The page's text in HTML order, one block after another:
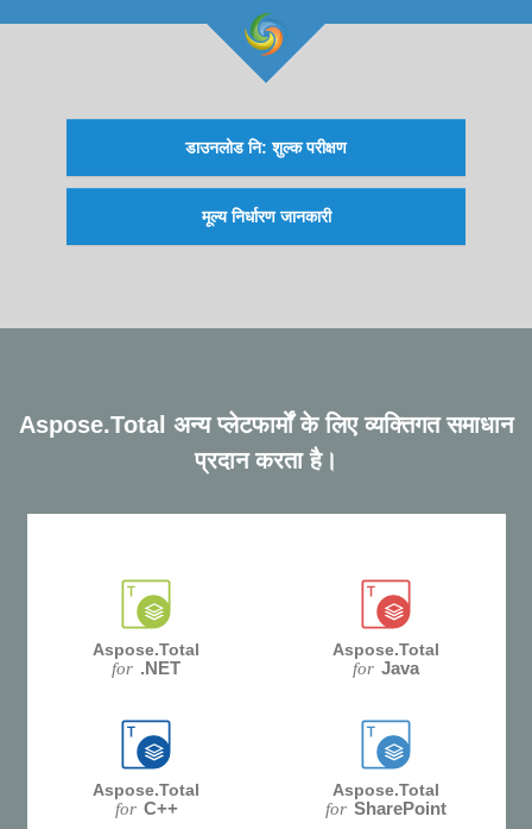
डाउनलोड नि: शुल्क परीक्षण
मूल्य निर्धारण जानकारी
Aspose.Total अन्य प्लेटफार्मों के लिए व्यक्तिगत समाधान
प्रदान करता है।
Aspose.Total
for .NET
Aspose.Total
for Java
Aspose.Total
for C++
Aspose.Total
for SharePoint